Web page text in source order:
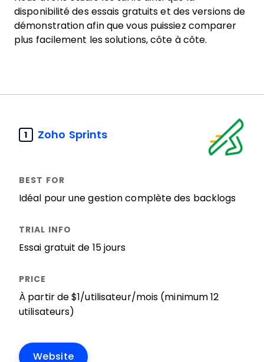
disponibilité des essais gratuits et des versions de
démonstration afin que vous puissiez comparer
plus facilement les solutions, côte à côte.
1 Zoho Sprints
Idéal pour une gestion complète des backlogs
Essai gratuit de 15 jours
À partir de $1/utilisateur/mois (minimum 12
utilisateurs)
Website